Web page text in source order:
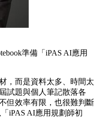
準備「iPAS AI應用
，而是資料太多、時間太
試題與個人筆記散落各
但效率有限，也很難判斷
iPAS AI應用規劃師初